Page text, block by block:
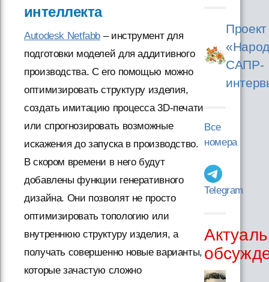
интеллекта
Autodesk Netfabb – инструмент для
подготовки моделей для аддитивного
производства. С его помощью можно
оптимизировать структуру изделия,
создать имитацию процесса 3D-печати
или спрогнозировать возможные
искажения до запуска в производство.
В скором времени в него будут
добавлены функции генеративного
дизайна. Они позволят не просто
оптимизировать топологию или
внутреннюю структуру изделия, а
получать совершенно новые варианты,
которые зачастую сложно
Проект
САПР-
Все
номера
Telegram